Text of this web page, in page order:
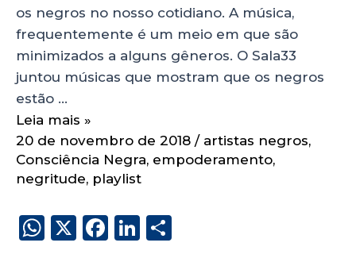
os negros no nosso cotidiano. A música,
frequentemente é um meio em que são
minimizados a alguns gêneros. O Sala33
juntou músicas que mostram que os negros
estão …
Leia mais »
20 de novembro de 2018 / artistas negros,
Consciência Negra, empoderamento,
negritude, playlist
W X
F
Li